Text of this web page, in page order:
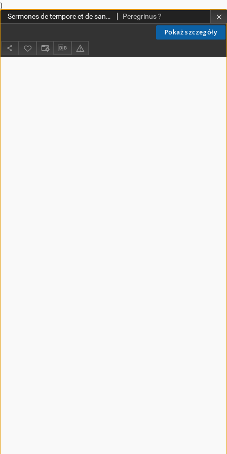
)
Pokaż szczegóły
Sermones de tempore et de sanctis Peregrinus ?